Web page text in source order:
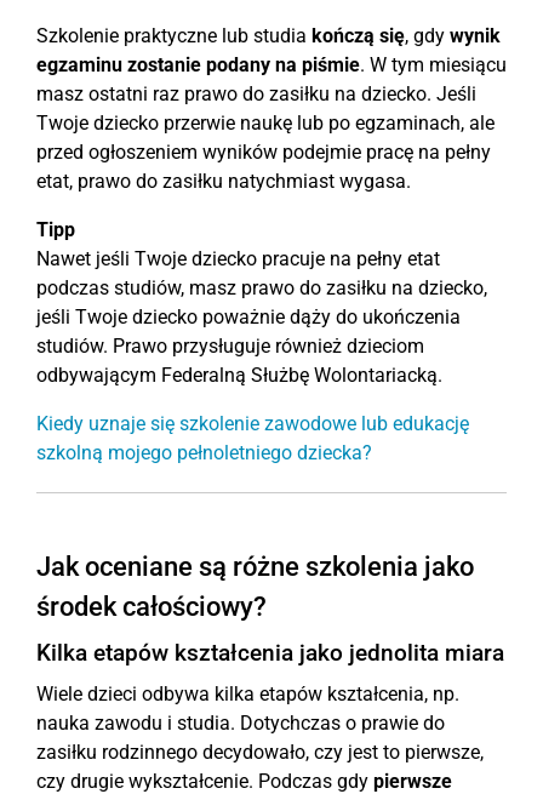
Szkolenie praktyczne lub studia kończą się, gdy wynik
egzaminu zostanie podany na piśmie. W tym miesiącu
masz ostatni raz prawo do zasiłku na dziecko. Jeśli
Twoje dziecko przerwie naukę lub po egzaminach, ale
przed ogłoszeniem wyników podejmie pracę na pełny
etat, prawo do zasiłku natychmiast wygasa.
Tipp
Nawet jeśli Twoje dziecko pracuje na pełny etat
podczas studiów, masz prawo do zasiłku na dziecko,
jeśli Twoje dziecko poważnie dąży do ukończenia
studiów. Prawo przysługuje również dzieciom
odbywającym Federalną Służbę Wolontariacką.
Kiedy uznaje się szkolenie zawodowe lub edukację
szkolną mojego pełnoletniego dziecka?
Jak oceniane są różne szkolenia jako
środek całościowy?
Kilka etapów kształcenia jako jednolita miara
Wiele dzieci odbywa kilka etapów kształcenia, np.
nauka zawodu i studia. Dotychczas o prawie do
zasiłku rodzinnego decydowało, czy jest to pierwsze,
czy drugie wykształcenie. Podczas gdy pierwsze